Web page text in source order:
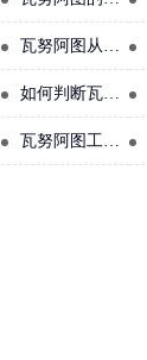
瓦努阿图从中国怎么去
如何判断瓦努阿图护照真伪
瓦努阿图工签价格